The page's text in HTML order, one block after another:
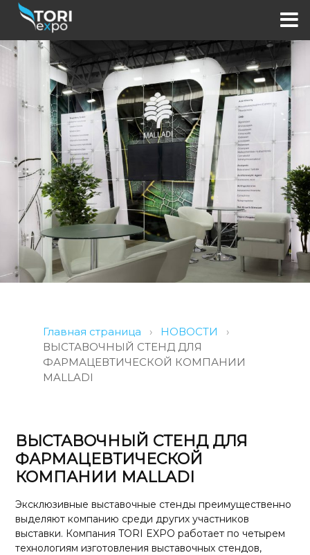
Главная страница › НОВОСТИ
›
ВЫСТАВОЧНЫЙ СТЕНД ДЛЯ
ФАРМАЦЕВТИЧЕСКОЙ КОМПАНИИ
MALLADI
ВЫСТАВОЧНЫЙ СТЕНД ДЛЯ
ФАРМАЦЕВТИЧЕСКОЙ
КОМПАНИИ MALLADI
Эксклюзивные выставочные стенды преимущественно
выделяют компанию среди других участников
выставки. Компания TORI EXPO работает по четырем
технологиям изготовления выставочных стендов,